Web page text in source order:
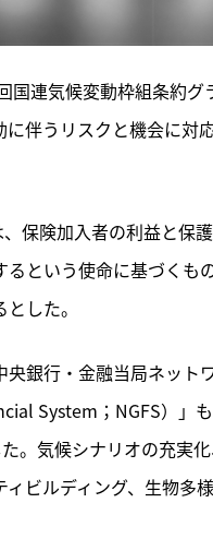
連気候変動枠組条約グ
伴うリスクと機会に対
保険加入者の利益と保
という使命に基づくも
した。
銀行・金融当局ネット
System；NGFS）」
。気候シナリオの充実
ビルディング、生物多